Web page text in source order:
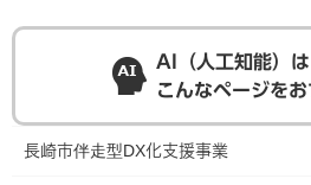
AI（人工知能）は
こんなページを
長崎市伴走型DX化支援事業